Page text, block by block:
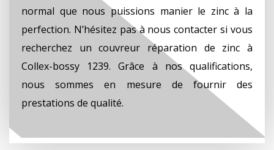
normal que nous puissions manier le zinc à la
perfection. N’hésitez pas à nous contacter si vous
recherchez un couvreur réparation de zinc à
Collex-bossy 1239. Grâce à nos qualifications,
nous sommes en mesure de fournir des
prestations de qualité.